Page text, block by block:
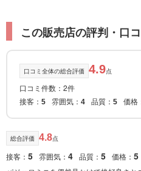
この販売店の評判・口
口コミ全体の総合評価 4.9点
口コミ件数：2件
接客： 5 雰囲気： 4 品質： 5 価格
総合評価 4.8点
接客： 5 雰囲気： 4 品質： 5 価格： 5